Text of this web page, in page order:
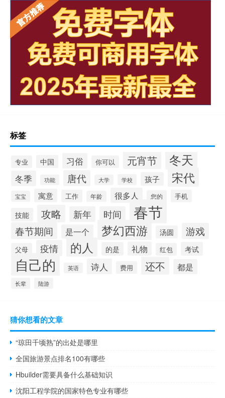
标签
专业 中国 习俗 你可以 元宵节 冬天
冬季 功能 唐代 大学 学校 孩子 宋代
宝宝 寓意 工作 年龄 很多人 您的 手机
技能 攻略 新年 时间 春节
春节期间 是一个 梦幻西游 汤圆 游戏
父母 疫情 的人 的是 礼物 红包 考试
自己的 英语 诗人 费用 还不 都是
长辈 陆游
猜你想看的文章
“琼田千顷熟”的出处是哪里
全国旅游景点排名100有哪些
Hbuilder需要具备什么基础知识
沈阳工程学院的国家特色专业有哪些